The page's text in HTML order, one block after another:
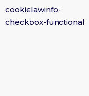
cookielawinfo-
checkbox-functional